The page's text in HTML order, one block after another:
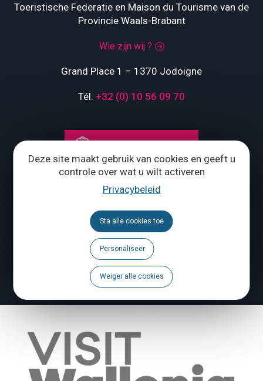
Deze site maakt gebruik van cookies en geeft u
controle over wat u wilt activeren
Privacybeleid
Sta alle cookies toe
Personaliseer
Weiger alle cookies
Toeristische Federatie en Maison du Tourisme van de
Provincie Waals-Brabant
Wie zijn wij ?
Grand Place 1 – 1370 Jodoigne
Tél. +32 (0) 10 56 09 70
Brochures
Een probleem te melden?